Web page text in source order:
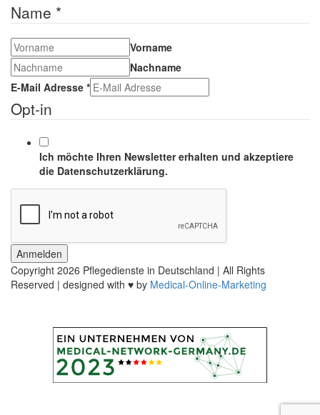
Name *
Vorname
Nachname
E-Mail Adresse *
Opt-in
Ich möchte Ihren Newsletter erhalten und akzeptiere
die Datenschutzerklärung.
Anmelden
Copyright 2026 Pflegedienste in Deutschland | All Rights
Reserved | designed with ♥ by Medical-Online-Marketing